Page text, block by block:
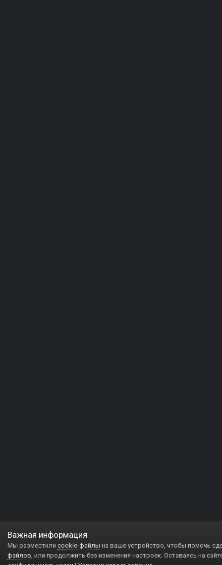
Важная информация
Мы разместили cookie-файлы на ваше устройство, чтобы помочь
файлов, или продолжить без изменения настроек. Оставаясь на